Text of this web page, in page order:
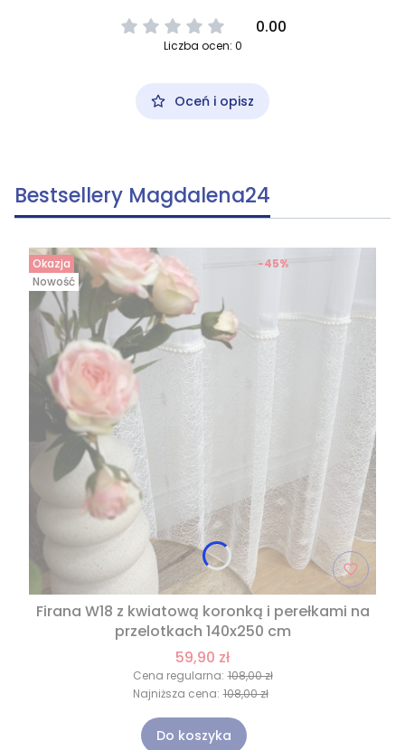
0.00
Liczba ocen: 0
Oceń i opisz
Bestsellery Magdalena24
Okazja
Nowość
Firana W18 z kwiatową koronką i perełkami na
przelotkach 140x250 cm
59,90 zł
Cena regularna: 108,00 zł
-45%
Najniższa cena: 108,00 zł
Do koszyka